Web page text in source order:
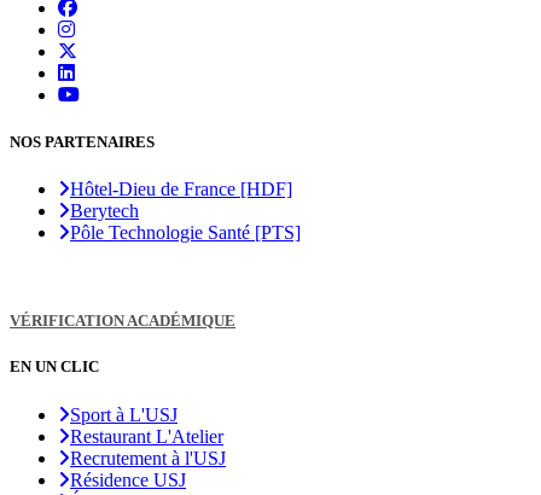
NOS PARTENAIRES
Hôtel-Dieu de France [HDF]
Berytech
Pôle Technologie Santé [PTS]
VÉRIFICATION ACADÉMIQUE
EN UN CLIC
Sport à L'USJ
Restaurant L'Atelier
Recrutement à l'USJ
Résidence USJ